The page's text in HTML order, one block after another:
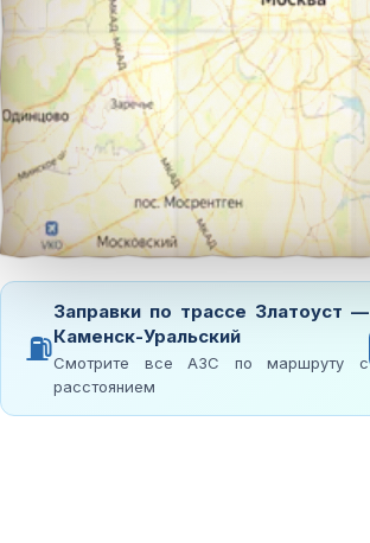
⛽
Заправки по трассе Златоуст —
Каменск-Уральский
Смотрите все АЗС по маршруту с
расстоянием